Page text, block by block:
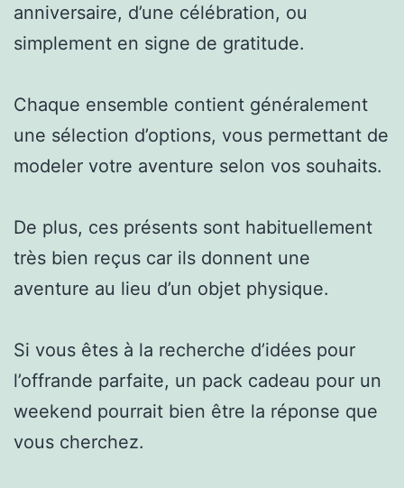
anniversaire, d’une célébration, ou
simplement en signe de gratitude.
Chaque ensemble contient généralement
une sélection d’options, vous permettant de
modeler votre aventure selon vos souhaits.
De plus, ces présents sont habituellement
très bien reçus car ils donnent une
aventure au lieu d’un objet physique.
Si vous êtes à la recherche d’idées pour
l’offrande parfaite, un pack cadeau pour un
weekend pourrait bien être la réponse que
vous cherchez.